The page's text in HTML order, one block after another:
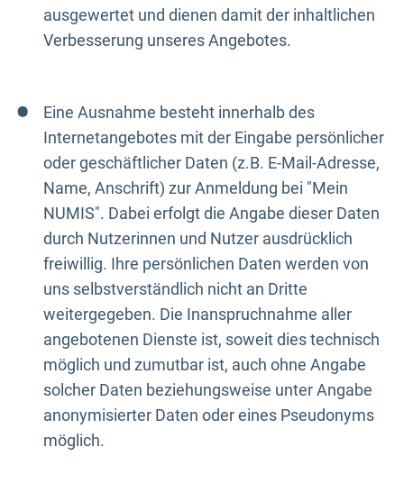
ausgewertet und dienen damit der inhaltlichen
Verbesserung unseres Angebotes.
Eine Ausnahme besteht innerhalb des
Internetangebotes mit der Eingabe persönlicher
oder geschäftlicher Daten (z.B. E-Mail-Adresse,
Name, Anschrift) zur Anmeldung bei "Mein
NUMIS". Dabei erfolgt die Angabe dieser Daten
durch Nutzerinnen und Nutzer ausdrücklich
freiwillig. Ihre persönlichen Daten werden von
uns selbstverständlich nicht an Dritte
weitergegeben. Die Inanspruchnahme aller
angebotenen Dienste ist, soweit dies technisch
möglich und zumutbar ist, auch ohne Angabe
solcher Daten beziehungsweise unter Angabe
anonymisierter Daten oder eines Pseudonyms
möglich.